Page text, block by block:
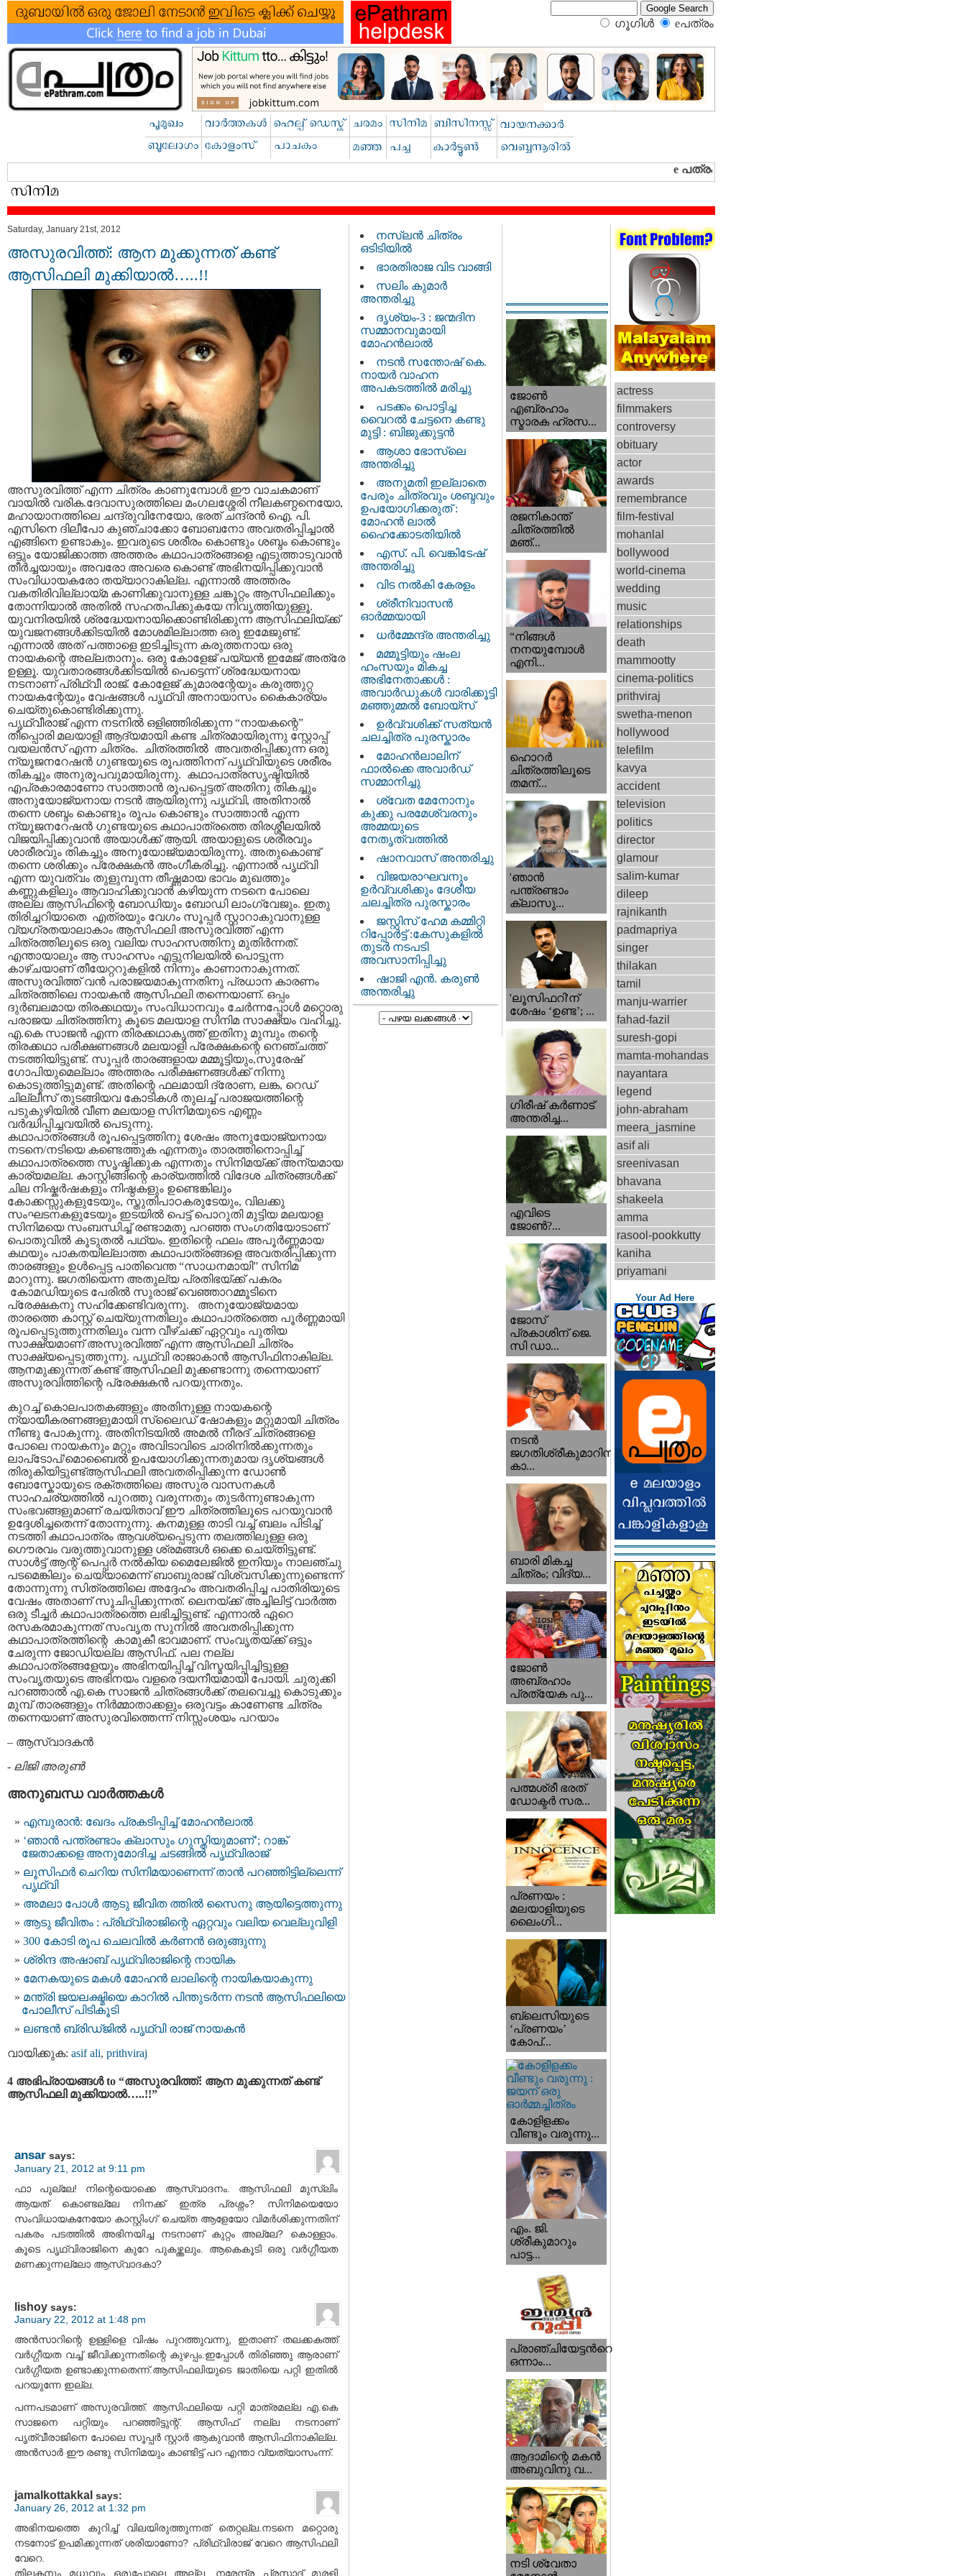
ഗൂഗിള്‍ eപത്രം‍
Saturday, January 21st, 2012
അസുരവിത്ത്: ആന മുക്കുന്നത് കണ്ട്
ആസിഫലി മുക്കിയാല്‍…..!!
അസുരവിത്ത് എന്ന ചിത്രം കാണുമ്പോള്‍ ഈ വാചകമാണ്
വായില്‍ വരിക.ദേവാസുരത്തിലെ മംഗലശ്ശേരി നീലകണ്ഠനെയോ,
മഹായാനത്തിലെ ചന്ദ്രുവിനേയോ, ഭരത് ചന്ദ്രന്‍ ഐ. പി.
എസിനെ ദിലീപോ കുഞ്ചാക്കോ ബോബനോ അവതരിപ്പിച്ചാല്‍
എങ്ങിനെ ഉണ്ടാകും. ഇവരുടെ ശരീരം കൊണ്ടും ശബ്ദം കൊണ്ടും
ഒട്ടും യോജിക്കാത്ത അത്തരം കഥാപാത്രങ്ങളെ എടുത്താടുവാന്‍
തീര്‍ച്ചയായും അവരോ അവരെ കൊണ്ട് അഭിനയിപ്പിക്കുവാന്‍
സംവിധായകരോ തയ്യാറാകില്ല. എന്നാല്‍ അത്തരം
വകതിരിവില്ലായ്മ കാണിക്കുവാനുള്ള ചങ്കൂറ്റം ആസിഫലിക്കും
തോന്നിയാല്‍ അതില്‍ സഹതപിക്കുകയേ നിവൃത്തിയുള്ളൂ.
യുവനിരയില്‍ ശ്രദ്ധേയനായിക്കൊണ്ടിരിക്കുന്ന ആസിഫലിയ്ക്ക്
യുവജനങ്ങള്‍ക്കിടയില്‍ മോശമില്ലാത്ത ഒരു ഇമേജുണ്ട്.
എന്നാല്‍ അത് പത്താളെ ഇടിച്ചിടുന്ന കരുത്തനായ ഒരു
നായകന്റെ അല്ലതാനും. ഒരു കോളേജ് പയ്യന്‍ ഇമേജ് അത്രേ
ഉള്ളൂ. യുവതാരങ്ങള്‍ക്കിടയില്‍ പെട്ടെന്ന് ശ്രദ്ധേയനായ
നടനാണ് പ്രിഥ്‌വീ രാജ്. കോളേജ് കുമാരന്റേയും കരുത്തുറ്റ
നായകന്റേയും വേഷങ്ങള്‍ പൃഥ്‌വി അനായാസം കൈകാര്യം
ചെയ്തുകൊണ്ടിരിക്കുന്നു.
പൃഥ്‌വീരാജ് എന്ന നടനില്‍ ഒളിഞ്ഞിരിക്കുന്ന “നായകന്റെ”
തീപ്പൊരി മലയാളി ആദ്യമായി കണ്ട ചിത്രമായിരുന്നു സ്റ്റോപ്പ്
വയലന്‍സ് എന്ന ചിത്രം. ചിത്രത്തില്‍ അവതരിപ്പിക്കുന്ന ഒരു
ന്യൂജനറേഷന്‍ ഗുണ്ടയുടെ രൂപത്തിനന് പൃഥ്‌വിയുടെ ശരീരം
തികച്ചും അനുരൂപവുമായിരുന്നു. കഥാപാത്രസൃഷ്ടിയില്‍
എപ്രകാരമാണോ സാത്താന്‍ രൂപപ്പെട്ടത് അതിനു തികച്ചും
അനുയോജ്യനായ നടന്‍ ആയിരുന്നു പൃഥ്‌വി, അതിനാല്‍
തന്നെ ശബ്ദം കൊണ്ടും രൂപം കൊണ്ടും സാത്താന്‍ എന്ന
ന്യൂ‍ജനറേഷന്‍ ഗുണ്ടയുടെ കഥാപാത്രത്തെ തിരശ്ശീലയില്‍
വിജയിപ്പിക്കുവാന്‍ അയാള്‍ക്ക് ആയി. അയാളുടെ ശരീരവും
ശാരീരവും തികച്ചും അനുയോജ്യമായിരുന്നു. അതുകൊണ്ട്
തന്നെ ശരിക്കും പ്രേക്ഷകന്‍ അംഗീകരിച്ചു. എന്നാല്‍ പൃഥ്‌വി
എന്ന യുവത്വം തുളുമ്പുന്ന തീഷ്ണമായ ഭാവം മുഖത്തും
കണ്ണുകളിലും ആവാഹിക്കുവാന്‍ കഴിയുന്ന നടനെ പോലെ
അല്ല ആസിഫിന്റെ ബോഡിയും ബോഡി ലാംഗ്വേജും. ഇതു
തിരിച്ചറിയാതെ എത്രയും വേഗം സൂപ്പര്‍ സ്റ്റാറാകുവാനുള്ള
വ്യഗ്രതയാലാകാം ആസിഫലി അസുരവിത്ത് എന്ന
ചിത്രത്തിലൂടെ ഒരു വലിയ സാഹസത്തിനു മുതിര്‍ന്നത്.
എന്തായാലും ആ സാഹസം എട്ടുനിലയില്‍ പൊട്ടുന്ന
കാഴ്ചയാണ് തീയേറ്ററുകളില്‍ നിന്നും കാണാനാകുന്നത്.
അസുരവിത്ത് വന്‍ പരാജയമാകുന്നതിനു പ്രധാന കാരണം
ചിത്രത്തിലെ നായകന്‍ ആസിഫലി തന്നെയാണ്. ഒപ്പം
ദുര്‍ബലമായ തിരക്കഥയും സംവിധാനവും ചേര്‍ന്നപ്പോള്‍ മറ്റൊരു
പരാജയ ചിത്രത്തിനു കൂടെ മലയാള സിനിമ സാക്ഷ്യം വഹിച്ചു.
എ.കെ സാജന്‍ എന്ന തിരക്കഥാകൃത്ത് ഇതിനു മുമ്പും തന്റെ
തിരക്കഥാ പരീക്ഷണങ്ങള്‍ മലയാളി പ്രേക്ഷകന്റെ നെഞ്ചത്ത്
നടത്തിയിട്ടുണ്ട്. സൂപ്പര്‍ താരങ്ങളായ മമ്മൂട്ടിയും,സുരേഷ്
ഗോപിയുമെല്ലാം അത്തരം പരീക്ഷണങ്ങള്‍ക്ക് നിന്നു
കൊടുത്തിട്ടുമുണ്ട്. അതിന്റെ ഫലമായി ദ്രോണ, ലങ്ക, റെഡ്
ചില്ലീസ് തുടങ്ങിയവ കോടികള്‍ തുലച്ച് പരാജയത്തിന്റെ
പടുകുഴിയില്‍ വീണ മലയാള സിനിമയുടെ എണ്ണം
വര്‍ദ്ധിപ്പിച്ചവയില്‍ പെടുന്നു.
കഥാപാത്രങ്ങള്‍ രൂപപ്പെട്ടത്തിനു ശേഷം അനുയോജ്യനായ
നടനെ/നടിയെ കണ്ടെത്തുക എന്നതും താരത്തിനൊപ്പിച്ച്
കഥാപാത്രത്തെ സൃഷ്ടിക്കുക എന്നതും സിനിമയ്ക്ക് അന്യമായ
കാര്യമല്ല. കാസ്റ്റിങ്ങിന്റെ കാര്യത്തില്‍ വിദേശ ചിത്രങ്ങള്‍ക്ക്
ചില നിഷ്കര്‍ഷകളും നിഷ്ഠകളും ഉണ്ടെങ്കിലും
കോക്കസ്സുകളുടേയും, സ്തുതിപാഠകരുടേയും, വിലക്കു
സംഘടനകളുടേയും ഇടയില്‍ പെട്ട് പൊറുതി മുട്ടിയ മലയാള
സിനിമയെ സംബന്ധിച്ച് രണ്ടാമതു പറഞ്ഞ സംഗതിയോടാണ്
പൊതുവില്‍ കൂടുതല്‍ പഥ്യം. ഇതിന്റെ ഫലം അപൂര്‍ണ്ണമായ
കഥയും പാകതയില്ലാത്ത കഥാപാത്രങ്ങളെ അവതരിപ്പിക്കുന്ന
താരങ്ങളും ഉള്‍പ്പെട്ട പാതിവെന്ത “സാധനമായി” സിനിമ
മാറുന്നു. ജഗതിയെന്ന അതുല്യ പ്രതിഭയ്ക്ക് പകരം
കോമഡിയുടെ പേരില്‍ സുരാജ് വെഞ്ഞാറമ്മൂടിനെ
പ്രേക്ഷകനു സഹിക്കേണ്ടിവരുന്നു. അനുയോജ്യമായ
താരത്തെ കാസ്റ്റ് ചെയ്യുന്നതിലും കഥാപാത്രത്തെ പൂര്‍ണ്ണമായി
രൂപപ്പെടുത്തുന്നതിലും വന്ന വീഴ്ചക്ക് ഏറ്റവും പുതിയ
സാക്ഷ്യമാണ് അസുരവിത്ത് എന്ന ആസിഫലി ചിത്രം
സാക്ഷ്യപ്പെടുത്തുന്നു. പൃഥ്‌വി രാജാകാന്‍ ആസിഫിനാകില്ല.
ആനമുക്കുന്നത് കണ്ട് ആസിഫലി മുക്കണ്ടാന്നു തന്നെയാണ്
അസുരവിത്തിന്റെ പ്രേക്ഷകന്‍ പറയുന്നതും.
കുറച്ച് കൊലപാതകങ്ങളും അതിനുള്ള നായകന്റെ
ന്യായീകരണങ്ങളുമായി സ്ലൈഡ് ഷോകളും മറ്റുമായി ചിത്രം
നീണ്ടു പോകുന്നു. അതിനിടയില്‍ അമല്‍ നീരദ് ചിത്രങ്ങളെ
പോലെ നായകനും മറ്റും അവിടാവിടെ ചാരിനില്‍ക്കുന്നതും
ലാപ്‌ടോപ്/മൊബൈല്‍ ഉപയോഗിക്കുന്നതുമായ ദൃശ്യങ്ങള്‍
തിരുകിയിട്ടുണ്ട്ആസിഫലി അവതരിപ്പിക്കുന്ന ഡോണ്‍
ബോസ്കോയുടെ രക്തത്തിലെ അസുര വാസനകള്‍
സാഹചര്യത്തില്‍ പുറത്തു വരുന്നതും തുടര്‍ന്നുണ്ടാകുന്ന
സംഭവങ്ങളുമാണ് രചയിതാവ് ഈ ചിത്രത്തിലൂടെ പറയുവാന്‍
ഉദ്ദേശിച്ചതെന്ന് തോന്നുന്നു. കനമുള്ള താടി വച്ച് ബലം പിടിച്ച്
നടത്തി കഥാപാത്രം ആവശ്യപ്പെടുന്ന തലത്തിലുള്ള ഒരു
ഗൌരവം വരുത്തുവാനുള്ള ശ്രമങ്ങള്‍ ഒക്കെ ചെയ്തിട്ടുണ്ട്.
സാള്‍ട്ട് ആന്റ് പെപ്പര്‍ നല്‍കിയ മൈലേജില്‍ ഇനിയും നാലഞ്ചു
പടമെങ്കിലും ചെയ്യാമെന്ന് ബാബുരാജ് വിശ്വസിക്കുന്നുണ്ടെന്ന്
തോന്നുന്നു സിത്രത്തിലെ അദ്ദേഹം അവതരിപ്പിച്ച പാതിരിയുടെ
വേഷം അതാണ് സൂചിപ്പിക്കുന്നത്. ലെനയ്ക്ക് അച്ചിലിട്ട് വാര്‍ത്ത
ഒരു ടീച്ചര്‍ കഥാപാത്രത്തെ ലഭിച്ചിട്ടുണ്ട്. എന്നാല്‍ ഏറെ
രസകരമാകുന്നത് സംവൃത സുനില്‍ അവതരിപ്പിക്കുന്ന
കഥാപാത്രത്തിന്റെ കാമുകീ ഭാവമാണ്. സംവൃതയ്ക്ക് ഒട്ടും
ചേരുന്ന ജോഡിയല്ല ആസിഫ്. പല നല്ല
കഥാപാത്രങ്ങളേയും അഭിനയിപ്പിച്ച് വിസ്മയിപ്പിച്ചിട്ടുള്ള
സംവൃതയുടെ അഭിനയം വളരെ ദയനീയമായി പോയി. ചുരുക്കി
പറഞ്ഞാല്‍ എ.കെ സാജന്‍ ചിത്രങ്ങള്‍ക്ക് തലവെച്ചു കൊടുക്കും
മുമ്പ് താരങ്ങളും നിര്‍മ്മാതാക്കളും ഒരുവട്ടം കാണേണ്ട ചിത്രം
തന്നെയാണ് അസുരവിത്തെന്ന് നിസ്സംശയം പറയാം
– ആസ്വാദകന്‍
- ലിജി അരുണ്‍
അനുബന്ധ വാര്‍ത്തകള്‍
എമ്പുരാൻ: ഖേദം പ്രകടിപ്പിച്ച് മോഹൻലാൽ
‘ഞാന്‍ പന്ത്രണ്ടാം ക്ലാസും ഗുസ്തിയുമാണ്’; റാങ്ക്
ജേതാക്കളെ അനുമോദിച്ച ചടങ്ങില്‍ പൃഥ്വിരാജ്
ലൂസിഫർ ചെറിയ സിനിമയാണെന്ന് താൻ പറഞ്ഞിട്ടില്ലെന്ന്
പൃഥ്വി
അമലാ പോൾ ആടു ജീവിത ത്തിൽ സൈനു ആയിട്ടെത്തുന്നു
ആടു ജീവിതം : പ്രിഥ്വിരാജിന്റെ ഏറ്റവും വലിയ വെല്ലുവിളി
300 കോടി രൂപ ചെലവിൽ കർണൻ ഒരുങ്ങുന്നു
ശ്രിന്ദ അഷാബ്‌ പൃഥ്വിരാജിന്റെ നായിക
മേനകയുടെ മകള്‍ മോഹന്‍ ലാലിന്റെ നായികയാകുന്നു
മന്ത്രി ജയലക്ഷ്മിയെ കാറില്‍ പിന്തുടര്‍ന്ന നടന്‍ ആസിഫലിയെ
പോലീസ് പിടികൂടി
ലണ്ടന്‍ ബ്രിഡ്ജില്‍ പൃഥ്‌വി രാജ് നായകന്‍
വായിക്കുക: asif ali, prithviraj
4 അഭിപ്രായങ്ങള്‍ to “അസുരവിത്ത്: ആന മുക്കുന്നത് കണ്ട്
ആസിഫലി മുക്കിയാല്‍…..!!”
ansar says:
January 21, 2012 at 9:11 pm
ഫാ പുല്ലേ! നിന്റെയൊക്കെ ആസ്വാദനം. ആസിഫലി മുസ്ലിം
ആയത്‌ കൊണ്ടല്ലേ നിനക്ക് ഇത്ര പ്രശ്നം? സിനിമയെയോ
സം‌വിധായകനേയോ കാസ്റ്റിംഗ് ചെയ്ത ആളേയോ വിമര്‍ശിക്കുന്നതിന്‌
പകരം പടത്തില്‍ അഭിനയിച്ച നടനാണ്‌ കുറ്റം അല്ലേ? കൊള്ളാം.
കൂടെ പൃഥ്വിരാജിനെ കുറേ പുകഴ്ത്തലും. ആകെകൂടി ഒരു വര്‍ഗ്ഗീയത
മണക്കുന്നല്ലോ ആസ്വാദകാ?
lishoy says:
January 22, 2012 at 1:48 pm
അന്‍സാറിന്റെ ഉള്ളിളെ വിഷം പുറത്തുവന്നു, ഇതാണ് തലക്കകത്ത്
വര്‍ഗ്ഗീയത വച്ച് ജീവിക്കുന്നതിന്റെ കുഴപ്പം.ഇപ്പോള്‍ തിരിഞ്ഞു ആരാണ്
വര്‍ഗ്ഗീയത ഉണ്ടാക്കുന്നതെന്ന്.ആസിഫലിയുടെ ജാതിയെ പറ്റി ഇതില്‍
പറയുന്നേ ഇല്ല.
പന്നപടമാണ് അസുരവിത്ത്. ആസിഫലിയെ പറ്റി മാത്രമല്ല എ.കെ
സാജനെ പറ്റിയും പറഞ്ഞിട്ടുന്റ്. ആസിഫ് നല്ല നടനാണ്
പൃത്‌വീരാജിനെ പോലെ സൂപ്പര്‍ സ്റ്റാര്‍ ആകുവാന്‍ ആസിഫിനാകില്ല.
അന്‍സാര്‍ ഈ രണ്ടു സിനിമയും കാണ്ടിട്ട് പറ എന്താ വ്യത്യാസംന്ന്.
jamalkottakkal says:
January 26, 2012 at 1:32 pm
അഭിനയത്തെ കുറിച്ച് വിലയിരുത്തുന്നത് തെറ്റല്ല.നടനെ മറ്റൊരു
നടനോട് ഉപമിക്കുന്നത് ശരിയാണോ? പ്രിഥ്‌വിരാജ് വേറെ ആസിഫലി
വേറെ.
തിലകനും മധുവും ഒരുപോലെ അല്ല. നരേന്ദ്ര പ്രസാദ് മുരളി
നസ്‌ലൻ ചിത്രം
ഒടിടിയിൽ
ഭാരതിരാജ വിട വാങ്ങി
സലിം കുമാർ
അന്തരിച്ചു
ദൃശ്യം-3 : ജന്മദിന
സമ്മാനവുമായി
മോഹൻലാൽ
നടന്‍ സന്തോഷ് കെ.
നായര്‍ വാഹന
അപകടത്തില്‍ മരിച്ചു
പടക്കം പൊട്ടിച്ച
വൈറൽ ചേട്ടനെ കണ്ടു
മുട്ടി : ബിജുക്കുട്ടൻ
ആശാ ഭോസ്‌ലെ
അന്തരിച്ചു
അനുമതി ഇല്ലാതെ
പേരും ചിത്രവും ശബ്ദവും
ഉപയോഗിക്കരുത് :
മോഹന്‍ ലാല്‍
ഹൈക്കോടതിയിൽ
എസ്. പി. വെങ്കിടേഷ്
അന്തരിച്ചു
വിട നല്‍കി കേരളം
ശ്രീനിവാസന്‍
ഓര്‍മ്മയായി
ധര്‍മ്മേന്ദ്ര അന്തരിച്ചു
മമ്മൂട്ടിയും ഷംല
ഹംസയും മികച്ച
അഭിനേതാക്കൾ :
അവാർഡുകൾ വാരിക്കൂട്ടി
മഞ്ഞുമ്മൽ ബോയ്സ്
ഉർവ്വശിക്ക് സത്യൻ
ചലച്ചിത്ര പുരസ്കാരം
മോഹൻലാലിന്
ഫാല്‍ക്കെ അവാര്‍ഡ്
സമ്മാനിച്ചു
ശ്വേത മേനോനും
കുക്കു പരമേശ്വരനും
അമ്മയുടെ
നേതൃത്വത്തിൽ
ഷാനവാസ് അന്തരിച്ചു
വിജയരാഘവനും
ഉര്‍വ്വശിക്കും ദേശീയ
ചലച്ചിത്ര പുരസ്കാരം
ജസ്റ്റിസ്‌ ഹേമ കമ്മിറ്റി
റിപ്പോർട്ട് : കേസുകളിൽ
തുടർ നടപടി
അവസാനിപ്പിച്ചു
ഷാജി എൻ. കരുൺ
അന്തരിച്ചു
ജോണ്‍
എബ്രഹാം
സ്മാരക ഹ്രസ...
രജനികാന്ത്
ചിത്രത്തിൽ
മഞ്...
“നിങ്ങള്‍
നനയുമ്പോള്‍
എനി...
ഹൊറര്‍
ചിത്രത്തിലൂടെ
തമന്...
'ഞാന്‍
പന്ത്രണ്ടാം
ക്ലാസു...
'ലൂസിഫറി'ന്
ശേഷം ‘ഉണ്ട’; ...
ഗിരീഷ് കര്‍ണാട്
അന്തരിച്ച...
എവിടെ
ജോണ്‍?...
ജോസ്
പ്രകാശിന് ജെ.
സി ഡാ...
നടന്‍
ജഗതിശ്രീകുമാറിനു
കാ...
ബാരി മികച്ച
ചിത്രം; വിദ്യ...
ജോണ്‍
അബ്രഹാം
പ്രത്യേക പു...
പത്മശ്രീ ഭരത്
ഡോക്ടര്‍ സര...
പ്രണയം :
മലയാളിയുടെ
ലൈംഗി...
ബ്ലെസിയുടെ
‘പ്രണയം’
കോപ്...
കോളിളക്കം
വീണ്ടും വരുന്നു...
എം. ജി.
ശ്രീകുമാറും
പാട്ട...
പ്രാഞ്ചിയേട്ടന്‍റെ
ഒന്നാം...
ആദാമിന്റെ മകന്‍
അബുവിനു വ...
നടി ശ്വേതാ
actress
filmmakers
controversy
obituary
actor
awards
remembrance
film-festival
mohanlal
bollywood
world-cinema
wedding
music
relationships
death
mammootty
cinema-politics
prithviraj
swetha-menon
hollywood
telefilm
kavya
accident
television
politics
director
glamour
salim-kumar
dileep
rajnikanth
padmapriya
singer
thilakan
tamil
manju-warrier
fahad-fazil
suresh-gopi
mamta-mohandas
nayantara
legend
john-abraham
meera_jasmine
asif ali
sreenivasan
bhavana
shakeela
amma
rasool-pookkutty
kaniha
priyamani
Your Ad Here